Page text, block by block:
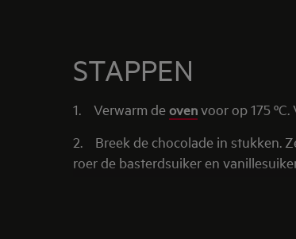
STAPPEN
1. Verwarm deovenvoor op 175
2. Breek de chocolade in stukken.
roer de basterdsuiker en